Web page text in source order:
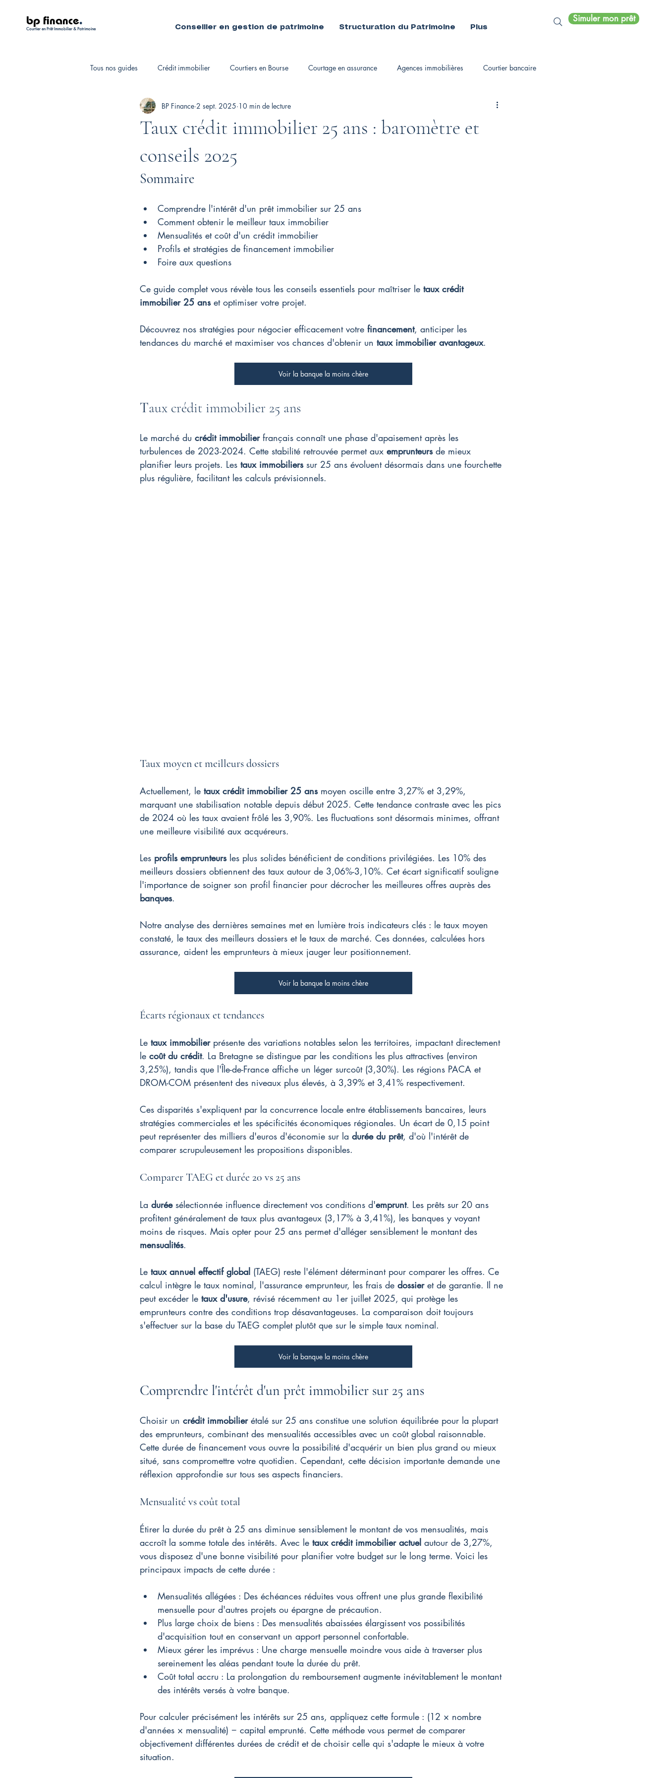
bp finance.
Courtier en Prêt Immobilier & Patrimoine Conseiller en gestion de patrimoine Structuration du Patrimoine Plus
Simuler mon prêt
Tous nos guides Crédit immobilier Courtiers en Bourse Courtage en assurance Agences immobilières Courtier bancaire
Fiscalité personnelle Courtiers immobiliers
Taux crédit immobilier 25 ans : baromètre et
conseils 2025
BP Finance 2 sept. 2025 10 min de lecture
Sommaire
Comprendre l'intérêt d'un prêt immobilier sur 25 ans
Comment obtenir le meilleur taux immobilier
Mensualités et coût d'un crédit immobilier
Profils et stratégies de financement immobilier
Foire aux questions
Ce guide complet vous révèle tous les conseils essentiels pour maîtriser le taux crédit
immobilier 25 ans et optimiser votre projet.
Découvrez nos stratégies pour négocier efficacement votre financement, anticiper les
tendances du marché et maximiser vos chances d'obtenir un taux immobilier avantageux.
Voir la banque la moins chère
Taux crédit immobilier 25 ans
Le marché du crédit immobilier français connaît une phase d'apaisement après les
turbulences de 2023-2024. Cette stabilité retrouvée permet aux emprunteurs de mieux
planifier leurs projets. Les taux immobiliers sur 25 ans évoluent désormais dans une fourchette
plus régulière, facilitant les calculs prévisionnels.
Taux moyen et meilleurs dossiers
Actuellement, le taux crédit immobilier 25 ans moyen oscille entre 3,27% et 3,29%,
marquant une stabilisation notable depuis début 2025. Cette tendance contraste avec les pics
de 2024 où les taux avaient frôlé les 3,90%. Les fluctuations sont désormais minimes, offrant
une meilleure visibilité aux acquéreurs.
Les profils emprunteurs les plus solides bénéficient de conditions privilégiées. Les 10% des
meilleurs dossiers obtiennent des taux autour de 3,06%-3,10%. Cet écart significatif souligne
l'importance de soigner son profil financier pour décrocher les meilleures offres auprès des
banques.
Notre analyse des dernières semaines met en lumière trois indicateurs clés : le taux moyen
constaté, le taux des meilleurs dossiers et le taux de marché. Ces données, calculées hors
assurance, aident les emprunteurs à mieux jauger leur positionnement.
Voir la banque la moins chère
Écarts régionaux et tendances
Le taux immobilier présente des variations notables selon les territoires, impactant directement
le coût du crédit. La Bretagne se distingue par les conditions les plus attractives (environ
3,25%), tandis que l'Île-de-France affiche un léger surcoût (3,30%). Les régions PACA et
DROM-COM présentent des niveaux plus élevés, à 3,39% et 3,41% respectivement.
Ces disparités s'expliquent par la concurrence locale entre établissements bancaires, leurs
stratégies commerciales et les spécificités économiques régionales. Un écart de 0,15 point
peut représenter des milliers d'euros d'économie sur la durée du prêt, d'où l'intérêt de
comparer scrupuleusement les propositions disponibles.
Comparer TAEG et durée 20 vs 25 ans
La durée sélectionnée influence directement vos conditions d'emprunt. Les prêts sur 20 ans
profitent généralement de taux plus avantageux (3,17% à 3,41%), les banques y voyant
moins de risques. Mais opter pour 25 ans permet d'alléger sensiblement le montant des
mensualités.
Le taux annuel effectif global (TAEG) reste l'élément déterminant pour comparer les offres. Ce
calcul intègre le taux nominal, l'assurance emprunteur, les frais de dossier et de garantie. Il ne
peut excéder le taux d'usure, révisé récemment au 1er juillet 2025, qui protège les
emprunteurs contre des conditions trop désavantageuses. La comparaison doit toujours
s'effectuer sur la base du TAEG complet plutôt que sur le simple taux nominal.
Voir la banque la moins chère
Comprendre l'intérêt d'un prêt immobilier sur 25 ans
Choisir un crédit immobilier étalé sur 25 ans constitue une solution équilibrée pour la plupart
des emprunteurs, combinant des mensualités accessibles avec un coût global raisonnable.
Cette durée de financement vous ouvre la possibilité d'acquérir un bien plus grand ou mieux
situé, sans compromettre votre quotidien. Cependant, cette décision importante demande une
réflexion approfondie sur tous ses aspects financiers.
Mensualité vs coût total
Étirer la durée du prêt à 25 ans diminue sensiblement le montant de vos mensualités, mais
accroît la somme totale des intérêts. Avec le taux crédit immobilier actuel autour de 3,27%,
vous disposez d'une bonne visibilité pour planifier votre budget sur le long terme. Voici les
principaux impacts de cette durée :
Mensualités allégées : Des échéances réduites vous offrent une plus grande flexibilité
mensuelle pour d'autres projets ou épargne de précaution.
Plus large choix de biens : Des mensualités abaissées élargissent vos possibilités
d'acquisition tout en conservant un apport personnel confortable.
Mieux gérer les imprévus : Une charge mensuelle moindre vous aide à traverser plus
sereinement les aléas pendant toute la durée du prêt.
Coût total accru : La prolongation du remboursement augmente inévitablement le montant
des intérêts versés à votre banque.
Pour calculer précisément les intérêts sur 25 ans, appliquez cette formule : (12 × nombre
d'années × mensualité) − capital emprunté. Cette méthode vous permet de comparer
objectivement différentes durées de crédit et de choisir celle qui s'adapte le mieux à votre
situation.